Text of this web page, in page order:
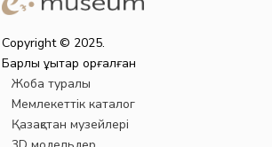
Copyright © 2025.
Барлық құқықтар қорғалған
Жоба туралы
Мемлекеттік каталог
Қазақстан музейлері